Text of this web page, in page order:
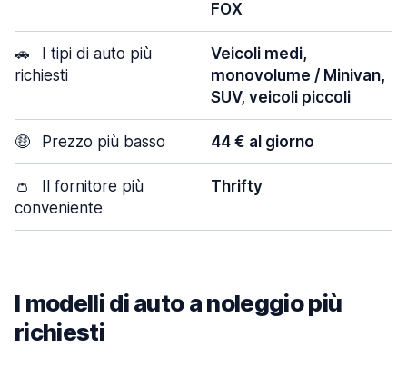
FOX
🚗
I tipi di auto più
richiesti
Veicoli medi,
monovolume / Minivan,
SUV, veicoli piccoli
🤑 Prezzo più basso 44 € al giorno
👛
Il fornitore più
conveniente
Thrifty
I modelli di auto a noleggio più
richiesti